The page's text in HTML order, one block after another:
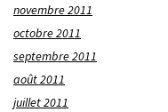
novembre 2011
octobre 2011
septembre 2011
août 2011
juillet 2011